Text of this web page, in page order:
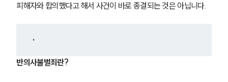
피해자와 합의했다고 해서 사건이 바로 종결되는 것은 아닙니다.
·
반의사불벌죄란?